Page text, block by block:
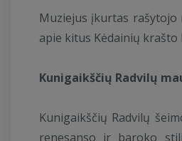
Muziejus įkurtas rašytojo
apie kitus Kėdainių
Kunigaikščių Radvilų
Kunigaikščių Radvilų
renesanso ir baroko